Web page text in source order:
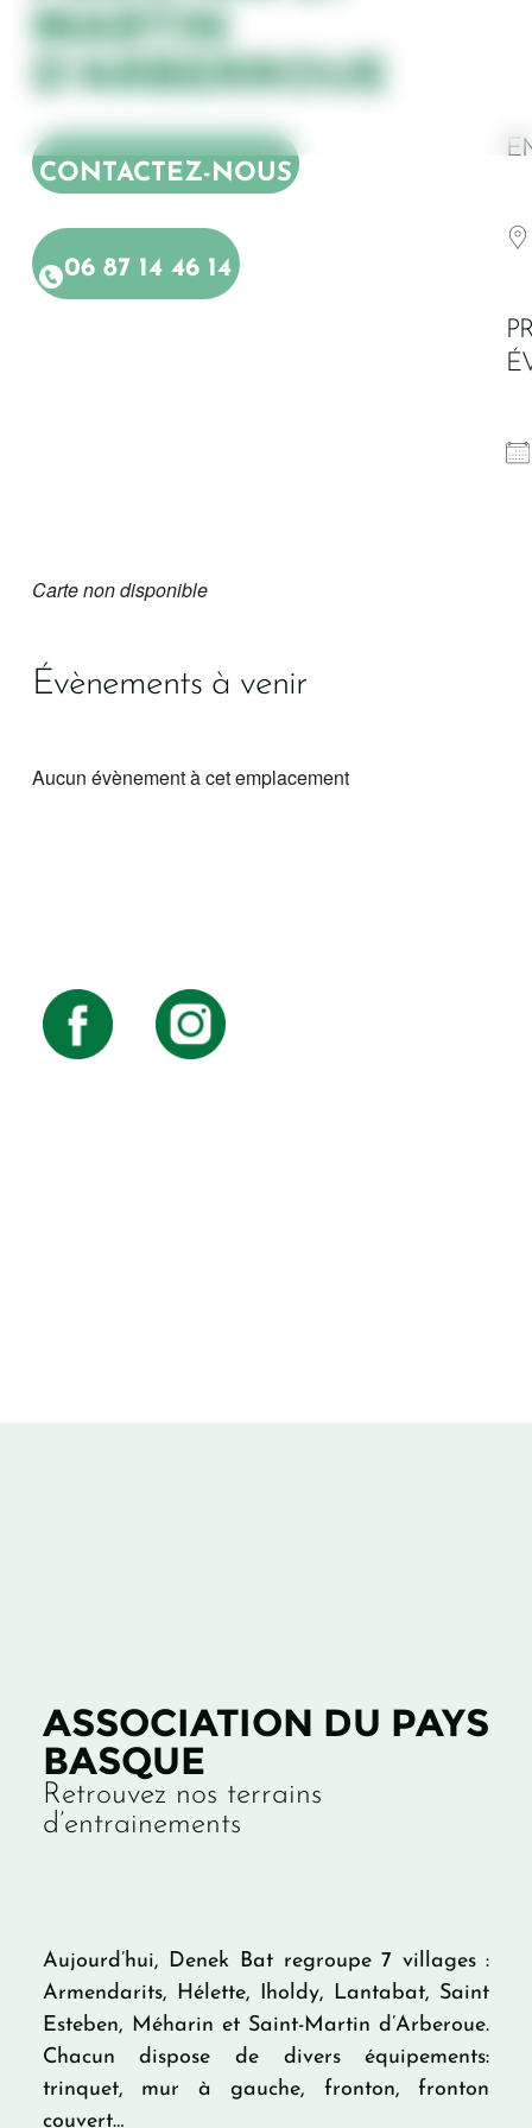
MARTIN
D’ARBERROUE
CONTACTEZ-NOUS
06 87 14 46 14
Carte non disponible
Évènements à venir
Aucun évènement à cet emplacement
ASSOCIATION DU PAYS
BASQUE
Retrouvez nos terrains
d’entrainements
Aujourd’hui, Denek Bat regroupe 7 villages :
Armendarits, Hélette, Iholdy, Lantabat, Saint
Esteben, Méharin et Saint-Martin d’Arberoue.
Chacun dispose de divers équipements:
trinquet, mur à gauche, fronton, fronton
couvert…